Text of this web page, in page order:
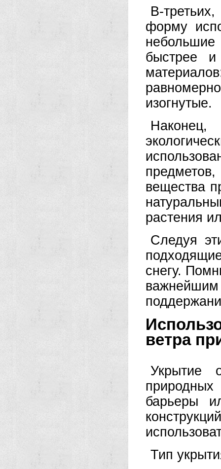
В-
форму
быстрее
изогнутые.
Наконец,
вещества
растения
Следуя
снегу.
ветра
Укрытие
барьеры
Тип